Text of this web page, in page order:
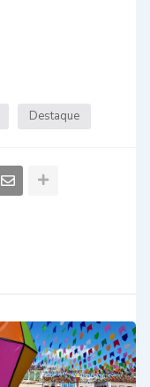
Destaque